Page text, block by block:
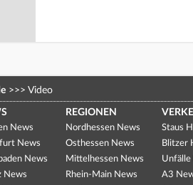
>>> Video
News
News
News
News
REGIONEN
Nordhessen News
Osthessen News
Mittelhessen News
Rhein-Main News
Staus
Blitzer
Unfälle
A3